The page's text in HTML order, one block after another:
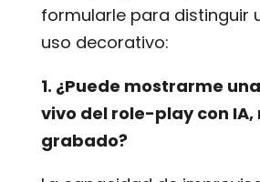
formularle para distinguir
uso decorativo:
1. ¿Puede mostrarme
vivo del role-play con IA,
grabado?